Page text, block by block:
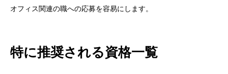
オフィス関連の職への応募を容易にします。
特に推奨される資格一覧